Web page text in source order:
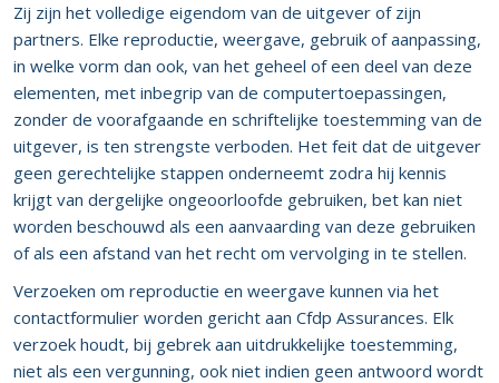
Zij zijn het volledige eigendom van de uitgever of zijn
partners. Elke reproductie, weergave, gebruik of aanpassing,
in welke vorm dan ook, van het geheel of een deel van deze
elementen, met inbegrip van de computertoepassingen,
zonder de voorafgaande en schriftelijke toestemming van de
uitgever, is ten strengste verboden. Het feit dat de uitgever
geen gerechtelijke stappen onderneemt zodra hij kennis
krijgt van dergelijke ongeoorloofde gebruiken, bet kan niet
worden beschouwd als een aanvaarding van deze gebruiken
of als een afstand van het recht om vervolging in te stellen.
Verzoeken om reproductie en weergave kunnen via het
contactformulier worden gericht aan Cfdp Assurances. Elk
verzoek houdt, bij gebrek aan uitdrukkelijke toestemming,
niet als een vergunning, ook niet indien geen antwoord wordt